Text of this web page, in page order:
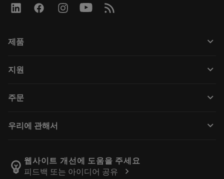
제품 keyboard_arrow_down
Kaikki ohjelmistot
Reconditionnement
지원 keyboard_arrow_down
Distributeurs et spécialistes
Calculatrices et applications
주문 keyboard_arrow_down
Commande
Suivez votre commande
Établir un devis
우리에 관해서 keyboard_arrow_down
Fabrication de bien-être
Carrière
emoji_objects 웹사이트 개선에 도움을 주세요
피드백 또는 아이디어 공유
chevron_right